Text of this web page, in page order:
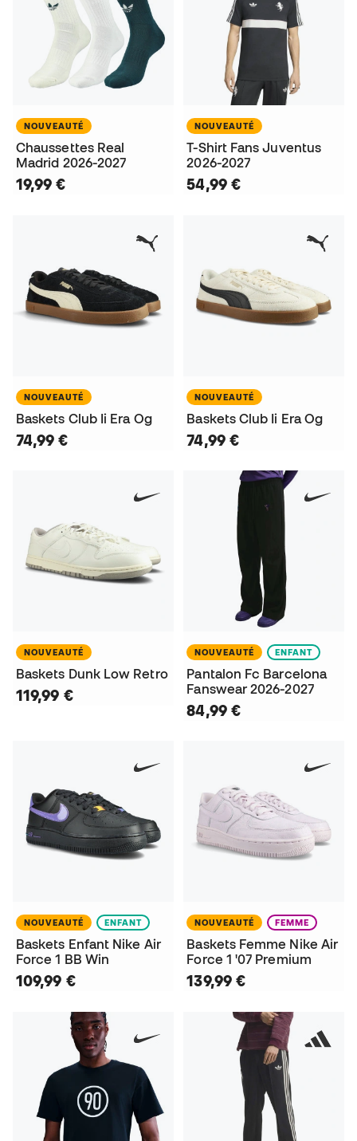
NOUVEAUTÉ
Chaussettes Real
Madrid 2026-2027
19,99 €
NOUVEAUTÉ
T-Shirt Fans Juventus
2026-2027
54,99 €
NOUVEAUTÉ
Baskets Club Ii Era Og
74,99 €
NOUVEAUTÉ
Baskets Club Ii Era Og
74,99 €
NOUVEAUTÉ
Baskets Dunk Low Retro
119,99 €
NOUVEAUTÉ ENFANT
Pantalon Fc Barcelona
Fanswear 2026-2027
84,99 €
NOUVEAUTÉ ENFANT
Baskets Enfant Nike Air
Force 1 BB Win
109,99 €
NOUVEAUTÉ FEMME
Baskets Femme Nike Air
Force 1 '07 Premium
139,99 €